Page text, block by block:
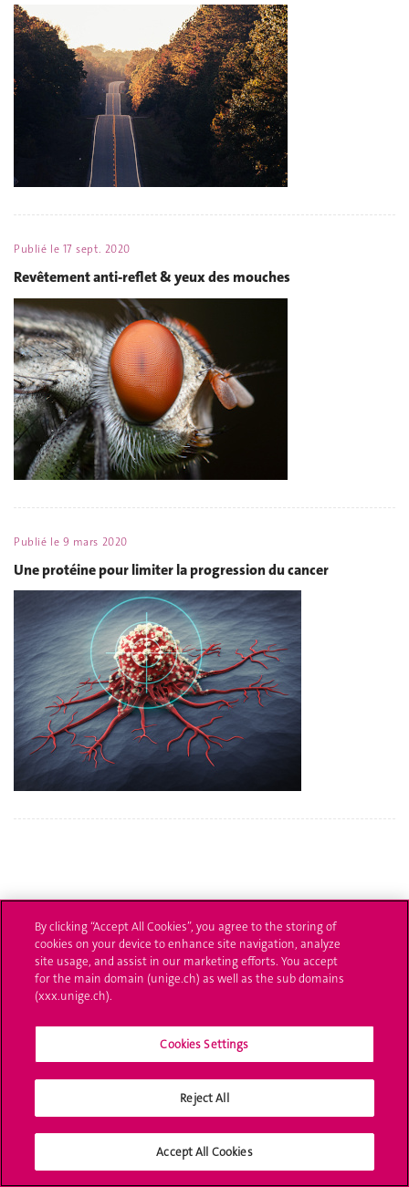
Publié le 17 sept. 2020
Revêtement anti-reflet & yeux des mouches
Publié le 9 mars 2020
Une protéine pour limiter la progression du cancer
By clicking “Accept All Cookies”, you agree to the storing of
cookies on your device to enhance site navigation, analyze
site usage, and assist in our marketing efforts. You accept
for the main domain (unige.ch) as well as the sub domains
(xxx.unige.ch).
Cookies Settings
Reject All
Accept All Cookies